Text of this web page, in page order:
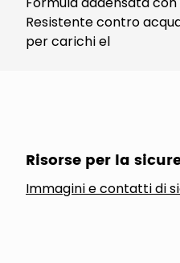
Resistente contro
per carichi el
Risorse per la
Immagini e contatti di